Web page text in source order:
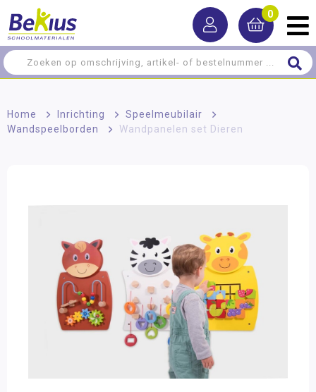
0
Home > Inrichting > Speelmeubilair
>
Wandspeelborden
> Wandpanelen set Dieren